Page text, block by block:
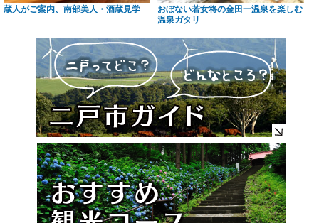
蔵人がご案内、南部美人・酒蔵見学
おぼない若女将の金田一温泉を楽しむ
温泉ガタリ